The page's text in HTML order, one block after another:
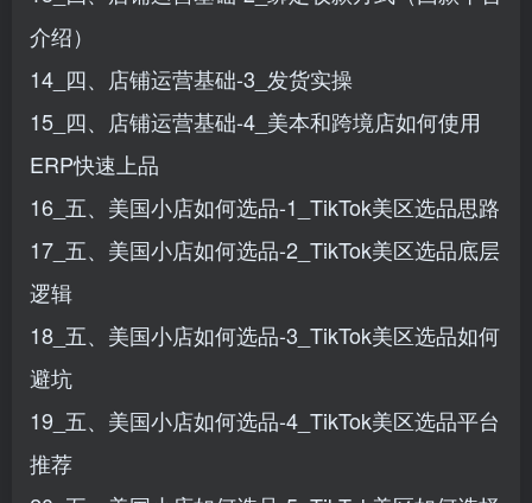
介绍）
14_四、店铺运营基础-3_发货实操
15_四、店铺运营基础-4_美本和跨境店如何使用
ERP快速上品
16_五、美国小店如何选品-1_TikTok美区选品思路
17_五、美国小店如何选品-2_TikTok美区选品底层
逻辑
18_五、美国小店如何选品-3_TikTok美区选品如何
避坑
19_五、美国小店如何选品-4_TikTok美区选品平台
推荐